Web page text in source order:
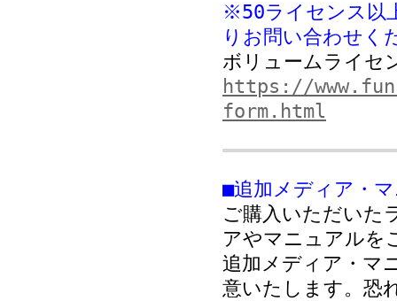
※50ライセンス以
りお問い合わせく
ボリュームライセ
https://
form.html
■追加メディア・
ご購入いただいた
アやマニュアルを
追加メディア・マ
意いたします。恐